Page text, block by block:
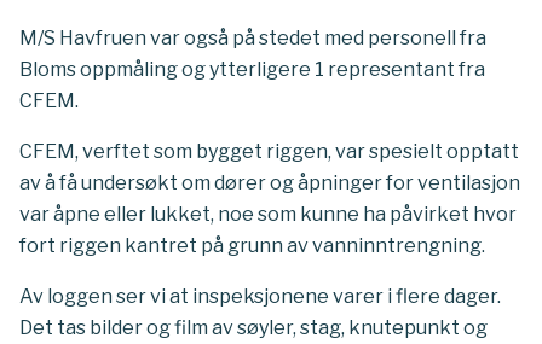
M/S Havfruen var også på stedet med personell fra
Bloms oppmåling og ytterligere 1 representant fra
CFEM.
CFEM, verftet som bygget riggen, var spesielt opptatt
av å få undersøkt om dører og åpninger for ventilasjon
var åpne eller lukket, noe som kunne ha påvirket hvor
fort riggen kantret på grunn av vanninntrengning.
Av loggen ser vi at inspeksjonene varer i flere dager.
Det tas bilder og film av søyler, stag, knutepunkt og